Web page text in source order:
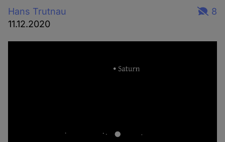
Hans Trutnau
11.12.2020
8